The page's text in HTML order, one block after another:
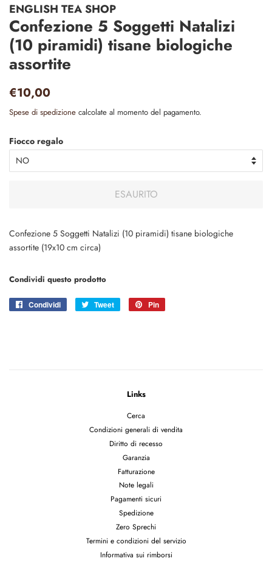
ENGLISH TEA SHOP
Confezione 5 Soggetti Natalizi
(10 piramidi) tisane biologiche
assortite
Prezzo
listino
€10,00
Spese di spedizione calcolate al momento del pagamento.
Fiocco regalo
ESAURITO
Confezione 5 Soggetti Natalizi (10 piramidi) tisane biologiche
assortite (19x10 cm circa)
Condividi questo prodotto
Condividi
CondividiTweet
Twitta
Pin
Links
Cerca
Condizioni generali di vendita
Diritto di recesso
Garanzia
Fatturazione
Note legali
Pagamenti sicuri
Spedizione
Zero Sprechi
Termini e condizioni del servizio
Informativa sui rimborsi